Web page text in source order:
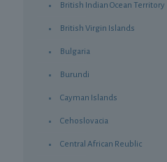
British Indian Ocean Territory
British Virgin Islands
Bulgaria
Burundi
Cayman Islands
Cehoslovacia
Central African Reublic